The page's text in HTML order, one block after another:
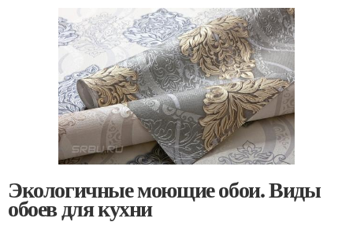
Экологичные моющие обои. Виды
обоев для кухни